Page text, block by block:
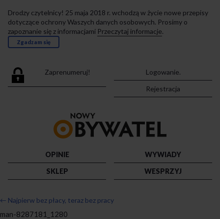
Drodzy czytelnicy! 25 maja 2018 r. wchodzą w życie nowe przepisy
dotyczące ochrony Waszych danych osobowych. Prosimy o
zapoznanie się z informacjami Przeczytaj informacje.
Zgadzam się
Zaprenumeruj!
Logowanie.
Rejestracja
strony
OPINIE
WYWIADY
SKLEP
WESPRZYJ
← Najpierw bez płacy, teraz bez pracy
man-8287181_1280